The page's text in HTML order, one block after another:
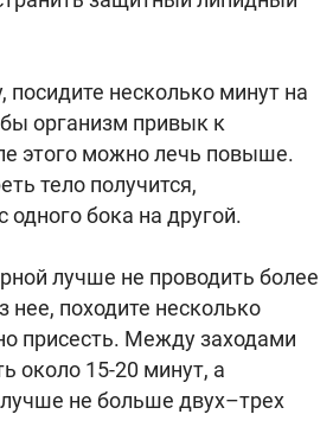
посидите несколько минут на
организм привык к
этого можно лечь повыше.
тело получится,
одного бока на другой.
лучше не проводить более
нее, походите несколько
присесть. Между заходами
около 15-20 минут, а
не больше двух–трех